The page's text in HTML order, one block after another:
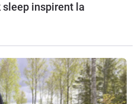
sleep inspirent la